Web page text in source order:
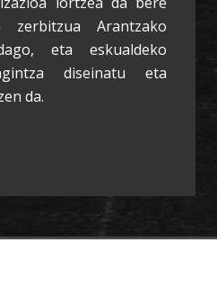
zerbitzua Arantzako
eta eskualdeko
diseinatu eta
da.